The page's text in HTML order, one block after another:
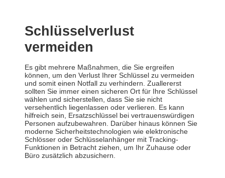
Schlüsselverlust
vermeiden
Es gibt mehrere Maßnahmen, die Sie ergreifen
können, um den Verlust Ihrer Schlüssel zu vermeiden
und somit einen Notfall zu verhindern. Zuallererst
sollten Sie immer einen sicheren Ort für Ihre Schlüssel
wählen und sicherstellen, dass Sie sie nicht
versehentlich liegenlassen oder verlieren. Es kann
hilfreich sein, Ersatzschlüssel bei vertrauenswürdigen
Personen aufzubewahren. Darüber hinaus können Sie
moderne Sicherheitstechnologien wie elektronische
Schlösser oder Schlüsselanhänger mit Tracking-
Funktionen in Betracht ziehen, um Ihr Zuhause oder
Büro zusätzlich abzusichern.